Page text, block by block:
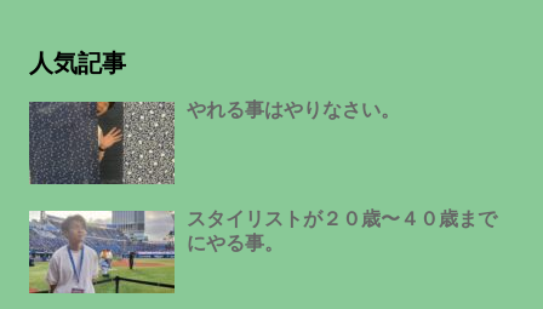
人気記事
やれる事はやりなさい。
スタイリストが２０歳〜４０歳まで
にやる事。